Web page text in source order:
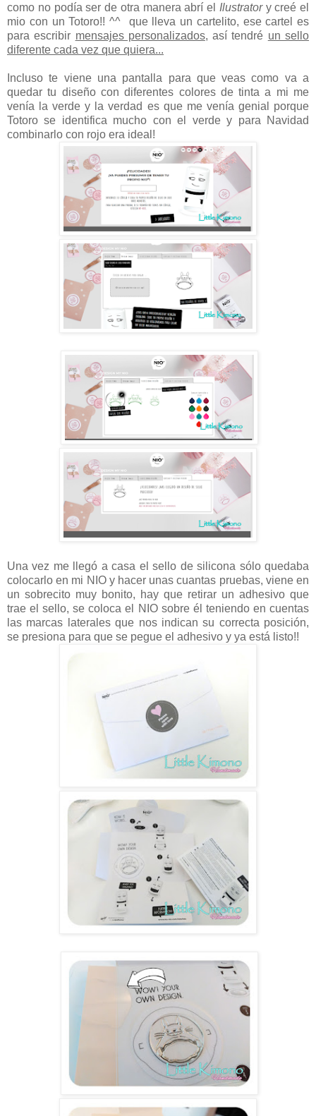
como no podía ser de otra manera abrí el Ilustrator y creé el
mio con un Totoro!! ^^ que lleva un cartelito, ese cartel es
para escribir mensajes personalizados, así tendré un sello
diferente cada vez que quiera...
Incluso te viene una pantalla para que veas como va a
quedar tu diseño con diferentes colores de tinta a mi me
venía la verde y la verdad es que me venía genial porque
Totoro se identifica mucho con el verde y para Navidad
combinarlo con rojo era ideal!
Una vez me llegó a casa el sello de silicona sólo quedaba
colocarlo en mi NIO y hacer unas cuantas pruebas, viene en
un sobrecito muy bonito, hay que retirar un adhesivo que
trae el sello, se coloca el NIO sobre él teniendo en cuentas
las marcas laterales que nos indican su correcta posición,
se presiona para que se pegue el adhesivo y ya está listo!!